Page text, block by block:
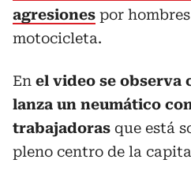
agresiones por
motocicleta.
En el video se observa
lanza un neumático
trabajadoras que está
pleno centro de la